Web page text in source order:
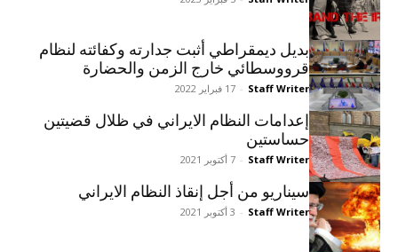
بديل ديمقراطي أثبت جدارته وکفائته لنظام
قرووسطائي خارج الزمن والحضارة
Staff Writer
- 17 فبراير 2022
إعدامات النظام الايراني في ظلال قضيتين
حساستين
Staff Writer
- 7 أكتوبر 2021
سيناريو من أجل إنقاذ النظام الايراني
Staff Writer
- 3 أكتوبر 2021